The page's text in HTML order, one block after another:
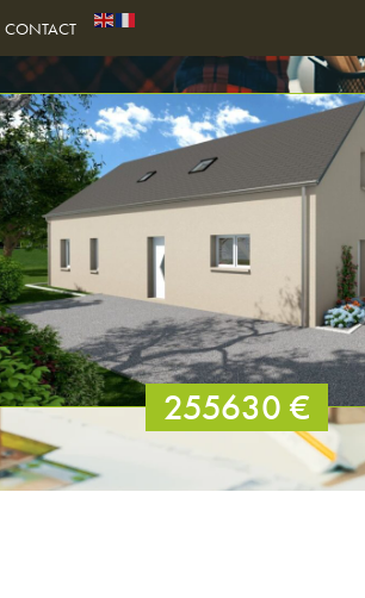
CONTACT
255630 €